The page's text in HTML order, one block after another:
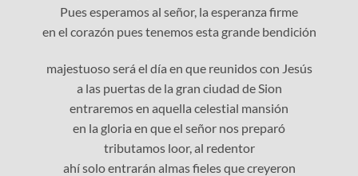
Pues esperamos al señor, la esperanza firme
en el corazón pues tenemos esta grande bendición
majestuoso será el día en que reunidos con Jesús
a las puertas de la gran ciudad de Sion
entraremos en aquella celestial mansión
en la gloria en que el señor nos preparó
tributamos loor, al redentor
ahí solo entrarán almas fieles que creyeron